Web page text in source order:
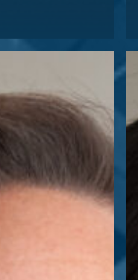
stratégique de
notre équipe
dans leur processus
ce cadre, je mets à
analytique, ma
ainsi que ma
des réflexions à